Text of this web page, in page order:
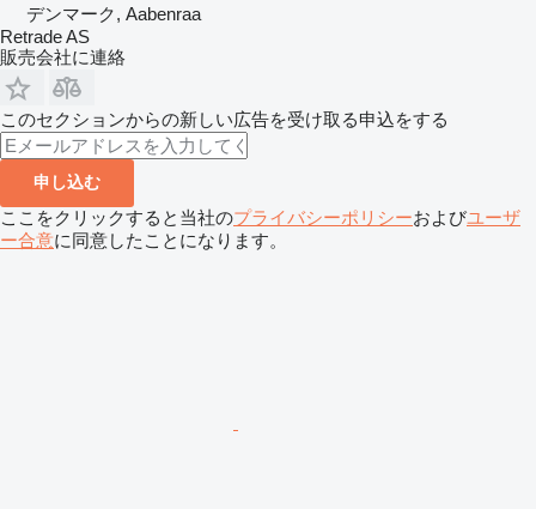
デンマーク, Aabenraa
Retrade AS
販売会社に連絡
このセクションからの新しい広告を受け取る申込をする
申し込む
ここをクリックすると当社のプライバシーポリシーおよびユーザ
ー合意に同意したことになります。